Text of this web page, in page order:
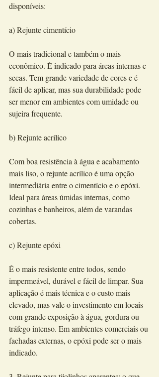
disponíveis:
a) Rejunte cimentício
O mais tradicional e também o mais
econômico. É indicado para áreas internas e
secas. Tem grande variedade de cores e é
fácil de aplicar, mas sua durabilidade pode
ser menor em ambientes com umidade ou
sujeira frequente.
b) Rejunte acrílico
Com boa resistência à água e acabamento
mais liso, o rejunte acrílico é uma opção
intermediária entre o cimentício e o epóxi.
Ideal para áreas úmidas internas, como
cozinhas e banheiros, além de varandas
cobertas.
c) Rejunte epóxi
É o mais resistente entre todos, sendo
impermeável, durável e fácil de limpar. Sua
aplicação é mais técnica e o custo mais
elevado, mas vale o investimento em locais
com grande exposição à água, gordura ou
tráfego intenso. Em ambientes comerciais ou
fachadas externas, o epóxi pode ser o mais
indicado.